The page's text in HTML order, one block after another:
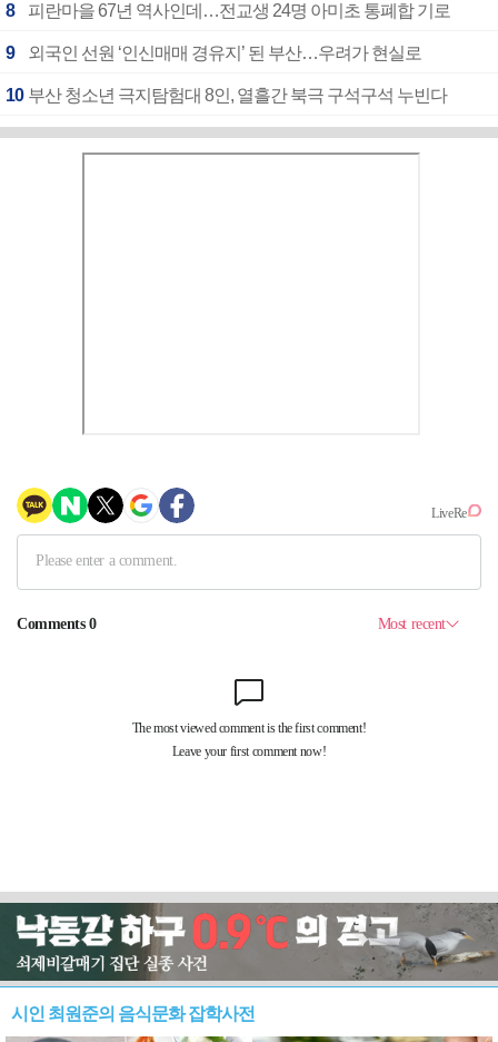
8 피란마을 67년 역사인데…전교생 24명 아미초 통폐합 기로
9 외국인 선원 ‘인신매매 경유지’ 된 부산…우려가 현실로
10 부산 청소년 극지탐험대 8인, 열흘간 북극 구석구석 누빈다
시인 최원준의 음식문화 잡학사전